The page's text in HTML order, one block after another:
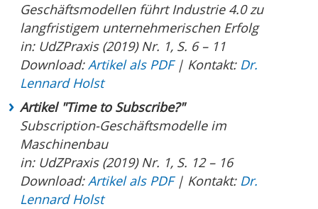
Geschäftsmodellen führt Industrie 4.0 zu
langfristigem unternehmerischen Erfolg
in: UdZPraxis (2019) Nr. 1, S. 6 – 11
Download:Artikel als PDF| Kontakt: Dr.
Lennard Holst
Artikel "Time to Subscribe?"
Subscription-Geschäftsmodelle im
Maschinenbau
in: UdZPraxis (2019) Nr. 1, S. 12 – 16
Download:Artikel als PDF| Kontakt: Dr.
Lennard Holst